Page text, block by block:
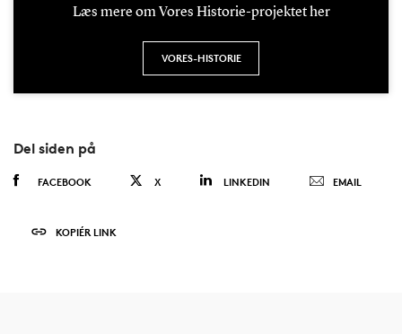
Læs mere om Vores Historie-projektet her
VORES-HISTORIE
Del siden på
FACEBOOK X LINKEDIN EMAIL
KOPIÉR LINK